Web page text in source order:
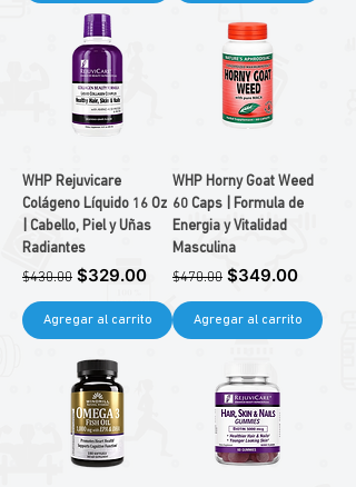
WHP Rejuvicare
Colágeno Líquido 16 Oz
| Cabello, Piel y Uñas
Radiantes
Precio
$430.00 Precio de oferta
$329.00
Agregar al carrito
WHP Horny Goat Weed
60 Caps | Formula de
Energia y Vitalidad
Masculina
Precio
$470.00 Precio de oferta
$349.00
Agregar al carrito